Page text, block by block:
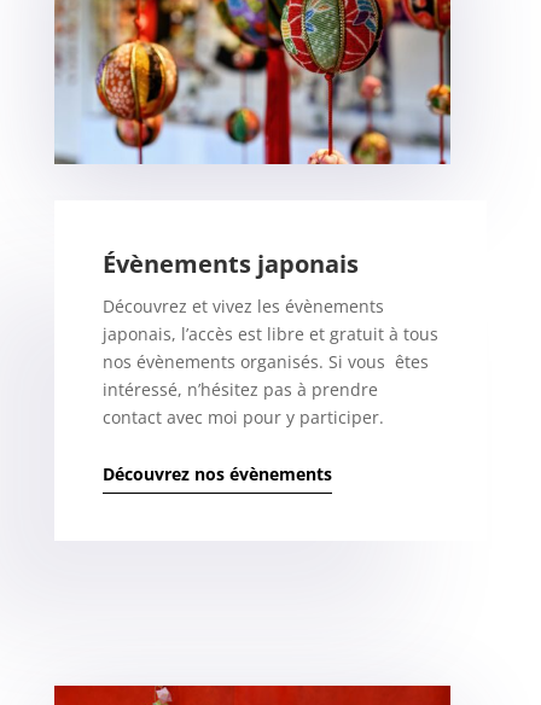
Évènements japonais
Découvrez et vivez les évènements
japonais, l’accès est libre et gratuit à tous
nos évènements organisés. Si vous êtes
intéressé, n’hésitez pas à prendre
contact avec moi pour y participer.
Découvrez nos évènements